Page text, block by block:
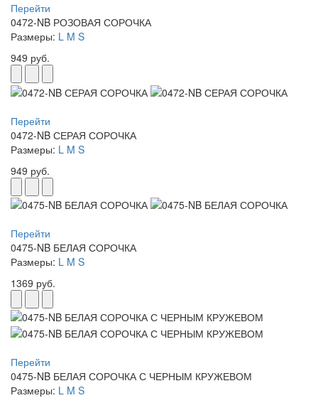
Перейти
0472-NB РОЗОВАЯ СОРОЧКА
Размеры: L M S
949 руб.
Перейти
0472-NB СЕРАЯ СОРОЧКА
Размеры: L M S
949 руб.
Перейти
0475-NB БЕЛАЯ СОРОЧКА
Размеры: L M S
1369 руб.
Перейти
0475-NB БЕЛАЯ СОРОЧКА С ЧЕРНЫМ КРУЖЕВОМ
Размеры: L M S